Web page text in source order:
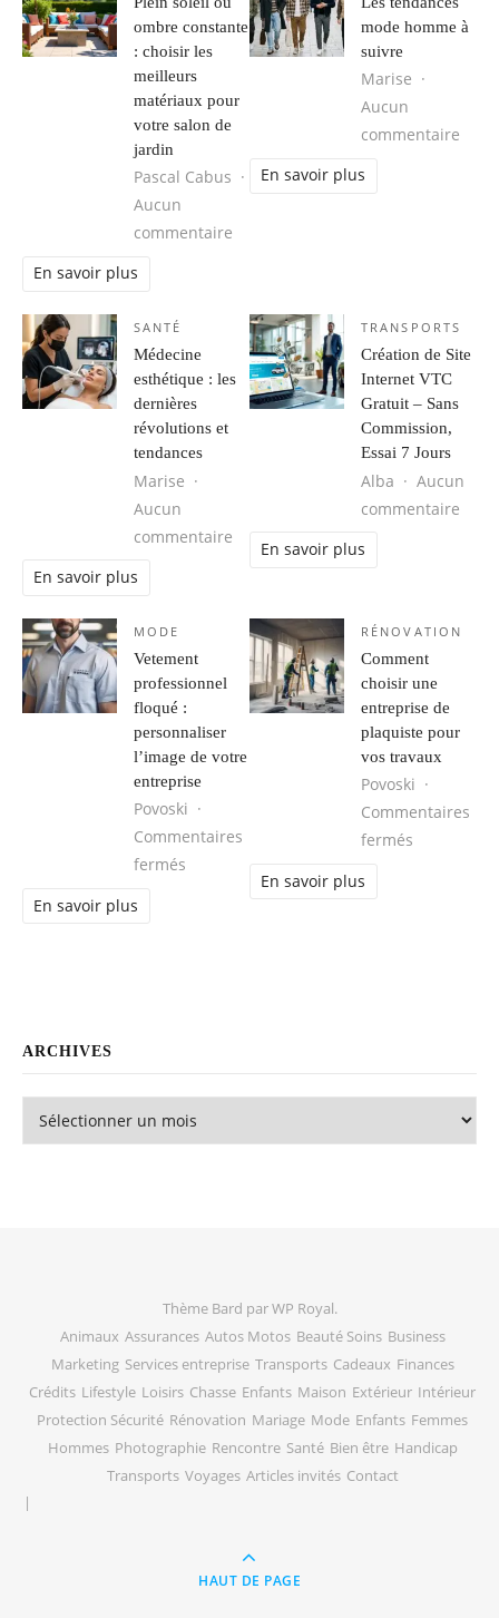
ombre constante
: choisir les
meilleurs
matériaux pour
votre salon de
jardin
Pascal Cabus
Aucun
commentaire
En savoir plus
mode homme à
suivre
Marise
Aucun
commentaire
En savoir plus
SANTÉ
Médecine
esthétique : les
dernières
révolutions et
tendances
Marise
Aucun
commentaire
En savoir plus
TRANSPORTS
Création de Site
Internet VTC
Gratuit – Sans
Commission,
Essai 7 Jours
Alba
Aucun
commentaire
En savoir plus
MODE
Vetement
professionnel
floqué :
personnaliser
l’image de votre
entreprise
Povoski
Commentaires
fermés
En savoir plus
RÉNOVATION
Comment
choisir une
entreprise de
plaquiste pour
vos travaux
Povoski
Commentaires
fermés
En savoir plus
ARCHIVES
Archives
Thème Bard parWP Royal.
Animaux Assurances Autos Motos Beauté Soins Business
Marketing Services entreprise Transports Cadeaux Finances
Crédits Lifestyle Loisirs Chasse Enfants Maison Extérieur Intérieur
Protection Sécurité Rénovation Mariage Mode Enfants Femmes
Hommes Photographie Rencontre Santé Bien être Handicap
Transports Voyages Articles invités Contact
HAUT DE PAGE